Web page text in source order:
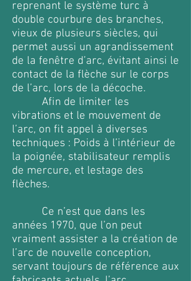
reprenant le système turc à
double courbure des branches,
vieux de plusieurs siècles, qui
permet aussi un agrandissement
de la fenêtre d’arc, évitant ainsi le
contact de la flèche sur le corps
de l’arc, lors de la décoche.
Afin de limiter les
vibrations et le mouvement de
l’arc, on fit appel à diverses
techniques : Poids à l’intérieur de
la poignée, stabilisateur remplis
de mercure, et lestage des
flèches.
Ce n’est que dans les
années 1970, que l’on peut
vraiment assister a la création de
l’arc de nouvelle conception,
servant toujours de référence aux